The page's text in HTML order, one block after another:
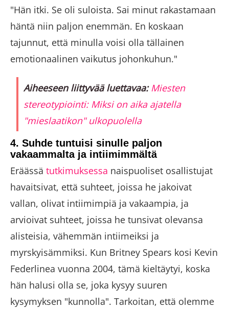
"Hän itki. Se oli suloista. Sai minut rakastamaan
häntä niin paljon enemmän. En koskaan
tajunnut, että minulla voisi olla tällainen
emotionaalinen vaikutus johonkuhun."
Aiheeseen liittyvää luettavaa: Miesten
stereotypiointi: Miksi on aika ajatella
"mieslaatikon" ulkopuolella
4. Suhde tuntuisi sinulle paljon
vakaammalta ja intiimimmältä
Eräässä tutkimuksessa naispuoliset osallistujat
havaitsivat, että suhteet, joissa he jakoivat
vallan, olivat intiimimpiä ja vakaampia, ja
arvioivat suhteet, joissa he tunsivat olevansa
alisteisia, vähemmän intiimeiksi ja
myrskyisämmiksi. Kun Britney Spears kosi Kevin
Federlinea vuonna 2004, tämä kieltäytyi, koska
hän halusi olla se, joka kysyy suuren
kysymyksen "kunnolla". Tarkoitan, että olemme